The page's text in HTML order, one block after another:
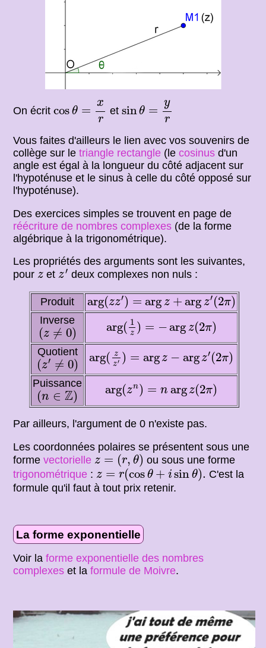
On écritcos θ = x
r
r
et sinθ =
y
r
Vous faites d'ailleurs le lien avec vos souvenirs de
collège sur letriangle rectangle (lecosinus d'un
angle est égal à la longueur du côté adjacent sur
l'hypoténuse et le sinus à celle du côté opposé sur
l'hypoténuse).
Des exercices simples se trouvent en page de
réécriture de nombres complexes (de la forme
algébrique à la trigonométrique).
Les propriétés des arguments sont les suivantes,
pourz
z etz′
z′ deux complexes non nuls :
Produit arg(zz′) = arg z + arg z′(2π)
arg(zz′)=argz+argz′(2π)
Inverse
(z ≠ 0)
(z≠0) arg( 1
z ) = −arg z(2π)
( 1 z 2π
Quotient
(z′ ≠ 0)
(z′≠0) arg( z
z′ ) = argz − argz′(2π)
arg( z z′ 2π)
Puissance
(n ∈ Z)
(n∈Z) arg(zn) = n argz(2π)
arg( zn) 2π)
Par ailleurs, l'argument de 0 n'existe pas.
Les coordonnées polaires se présentent sous une
formevectorielle z = (r, θ)
z=(r,θ)
ou sous une forme
trigonométrique :z = r(cos θ + isin θ).
z (cos θ +isinθ)
C'est la
formule qu'il faut à tout prix retenir.
La forme exponentielle
Voir laforme exponentielle des nombres
complexes et laformule de Moivre.